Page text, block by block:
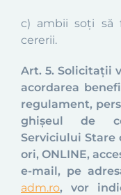
c) ambii soți să
cererii.
Art. 5. Solicitații
acordarea
regulament,
ghișeul de
Serviciului Stare
ori, ONLINE,
e-mail, pe
adm.ro, vor